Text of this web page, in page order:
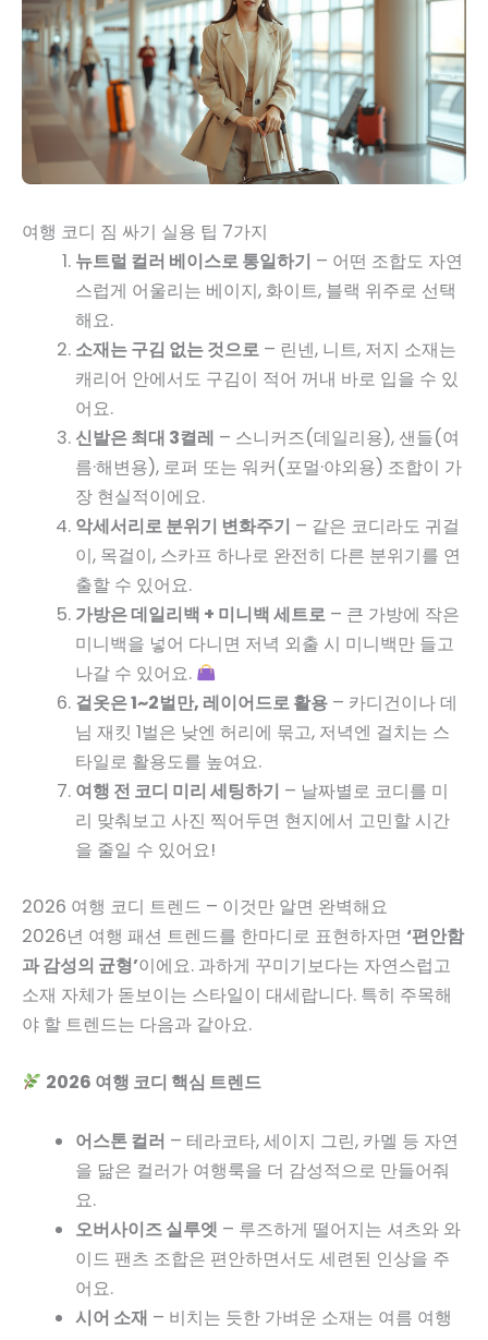
여행 코디 짐 싸기 실용 팁 7가지
뉴트럴 컬러 베이스로 통일하기 – 어떤 조합도 자연
스럽게 어울리는 베이지, 화이트, 블랙 위주로 선택
해요.
소재는 구김 없는 것으로 – 린넨, 니트, 저지 소재는
캐리어 안에서도 구김이 적어 꺼내 바로 입을 수 있
어요.
신발은 최대 3켤레 – 스니커즈(데일리용), 샌들(여
름·해변용), 로퍼 또는 워커(포멀·야외용) 조합이 가
장 현실적이에요.
악세서리로 분위기 변화주기 – 같은 코디라도 귀걸
이, 목걸이, 스카프 하나로 완전히 다른 분위기를 연
출할 수 있어요.
가방은 데일리백 + 미니백 세트로 – 큰 가방에 작은
미니백을 넣어 다니면 저녁 외출 시 미니백만 들고
나갈 수 있어요.
겉옷은 1~2벌만, 레이어드로 활용 – 카디건이나 데
님 재킷 1벌은 낮엔 허리에 묶고, 저녁엔 걸치는 스
타일로 활용도를 높여요.
여행 전 코디 미리 세팅하기 – 날짜별로 코디를 미
리 맞춰보고 사진 찍어두면 현지에서 고민할 시간
을 줄일 수 있어요!
2026 여행 코디 트렌드 – 이것만 알면 완벽해요
2026년 여행 패션 트렌드를 한마디로 표현하자면 ‘편안함
과 감성의 균형’이에요. 과하게 꾸미기보다는 자연스럽고
소재 자체가 돋보이는 스타일이 대세랍니다. 특히 주목해
야 할 트렌드는 다음과 같아요.
2026 여행 코디 핵심 트렌드
어스톤 컬러 – 테라코타, 세이지 그린, 카멜 등 자연
을 닮은 컬러가 여행룩을 더 감성적으로 만들어줘
요.
오버사이즈 실루엣 – 루즈하게 떨어지는 셔츠와 와
이드 팬츠 조합은 편안하면서도 세련된 인상을 주
어요.
시어 소재 – 비치는 듯한 가벼운 소재는 여름 여행